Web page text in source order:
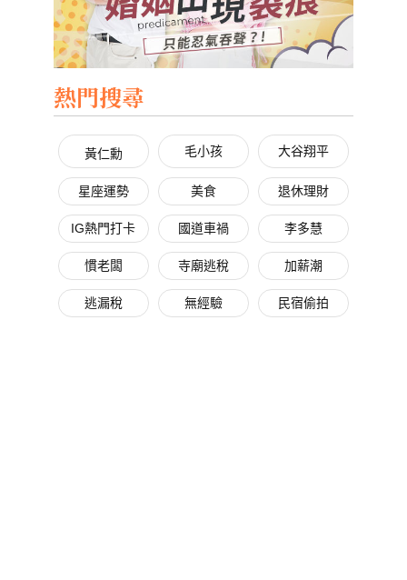
熱門搜尋
黃仁勳 毛小孩 大谷翔平
星座運勢 美食 退休理財
IG熱門打卡 國道車禍 李多慧
慣老闆 寺廟逃稅 加薪潮
逃漏稅 無經驗 民宿偷拍